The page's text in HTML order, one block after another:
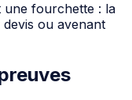
une fourchette : la
ou avenant